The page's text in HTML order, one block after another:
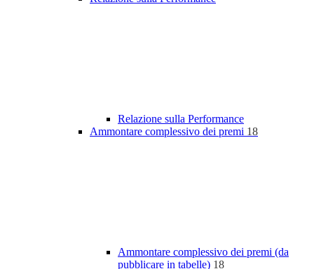
Relazione sulla Performance
Ammontare complessivo dei premi 18
Ammontare complessivo dei premi (da
pubblicare in tabelle) 18